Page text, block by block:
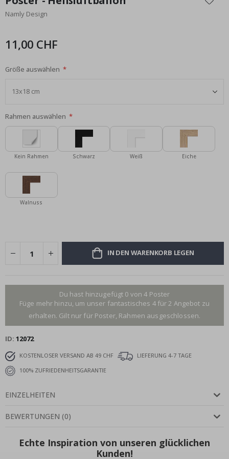
der
Bildgalerie
Namly Design
11,00 CHF
Größe auswählen
Rahmen auswählen
Kein Rahmen Schwarz Weiß Eiche
Walnuss
IN DEN WARENKORB LEGEN
Du hast hinzugefügt 0 von 4 Poster
Füge mehr hinzu, um unser fantastisches 4 für 2 Angebot zu
erhalten. Gilt nur für Poster, Rahmen ausgeschlossen.
ID 12072
KOSTENLOSER VERSAND AB 49 CHF
LIEFERUNG 4-7 TAGE
100% ZUFRIEDENHEITSGARANTIE
EINZELHEITEN
BEWERTUNGEN (0)
Echte Inspiration von unseren glücklichen
Kunden!